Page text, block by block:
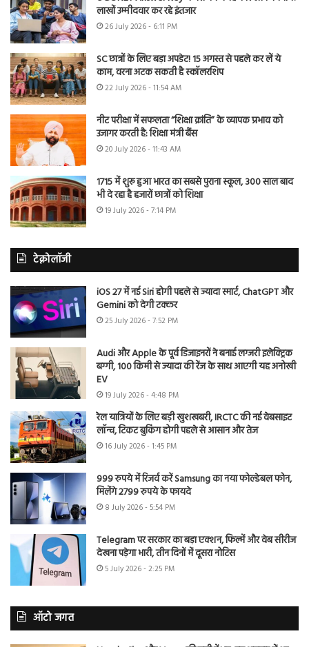
लाखों उम्मीदवार कर रहे इंतजार
26 July 2026 - 6:11 PM
SC छात्रों के लिए बड़ा अपडेट! 15 अगस्त से पहले कर लें ये
काम, वरना अटक सकती है स्कॉलरशिप
22 July 2026 - 11:54 AM
नीट परीक्षा में सफलता “शिक्षा क्रांति” के व्यापक प्रभाव को
उजागर करती है: शिक्षा मंत्री बैंस
20 July 2026 - 11:43 AM
1715 में शुरू हुआ भारत का सबसे पुराना स्कूल, 300 साल बाद
भी दे रहा है हजारों छात्रों को शिक्षा
19 July 2026 - 7:14 PM
टेक्नोलॉजी
iOS 27 में नई Siri होगी पहले से ज्यादा स्मार्ट, ChatGPT और
Gemini को देगी टक्कर
25 July 2026 - 7:52 PM
Audi और Apple के पूर्व डिजाइनरों ने बनाई लग्जरी इलेक्ट्रिक
बग्गी, 100 किमी से ज्यादा की रेंज के साथ आएगी यह अनोखी
EV
19 July 2026 - 4:48 PM
रेल यात्रियों के लिए बड़ी खुशखबरी, IRCTC की नई वेबसाइट
लॉन्च, टिकट बुकिंग होगी पहले से आसान और तेज
16 July 2026 - 1:45 PM
999 रुपये में रिजर्व करें Samsung का नया फोल्डेबल फोन,
मिलेंगे 2799 रुपये के फायदे
8 July 2026 - 5:54 PM
Telegram पर सरकार का बड़ा एक्शन, फिल्में और वेब सीरीज
देखना पड़ेगा भारी, तीन दिनों में दूसरा नोटिस
5 July 2026 - 2:25 PM
ऑटो जगत